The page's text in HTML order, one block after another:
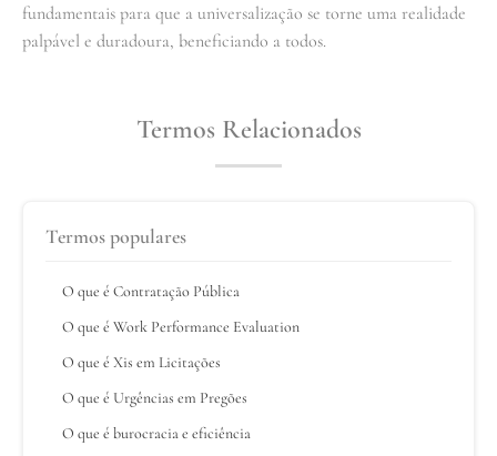
fundamentais para que a universalização se torne uma realidade
palpável e duradoura, beneficiando a todos.
Termos Relacionados
Termos populares
O que é Contratação Pública
O que é Work Performance Evaluation
O que é Xis em Licitações
O que é Urgências em Pregões
O que é burocracia e eficiência